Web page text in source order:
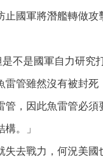
國軍將潛艦轉做攻
不是國軍自力研究
管雖然沒有被封死
，因此魚雷管必須
。」
去戰力，何況美國